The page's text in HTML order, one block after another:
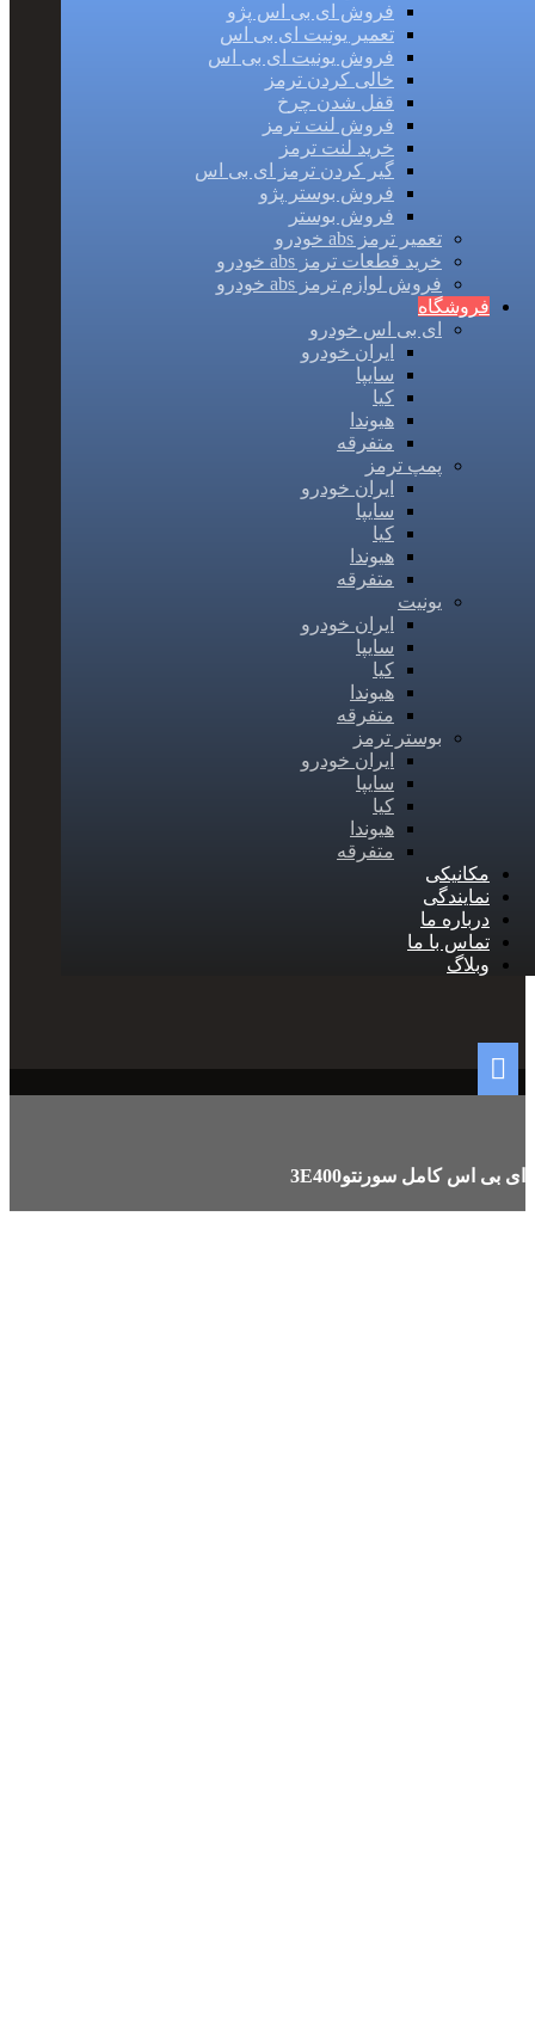
فروش ای بی اس پژو
تعمیر یونیت ای بی اس
فروش یونیت ای بی اس
خالی کردن ترمز
قفل شدن چرخ
فروش لنت ترمز
خرید لنت ترمز
گیر کردن ترمز ای بی اس
فروش بوستر پژو
فروش بوستر
تعمیر ترمز abs خودرو
خرید قطعات ترمز abs خودرو
فروش لوازم ترمز abs خودرو
فروشگاه
ای بی اس خودرو
ایران خودرو
سایپا
کیا
هیوندا
متفرقه
پمپ ترمز
ایران خودرو
سایپا
کیا
هیوندا
متفرقه
یونیت
ایران خودرو
سایپا
کیا
هیوندا
متفرقه
بوستر ترمز
ایران خودرو
سایپا
کیا
هیوندا
متفرقه
مکانیکی
نمایندگی
درباره ما
تماس با ما
وبلاگ
ای بی اس کامل سورنتو3E400